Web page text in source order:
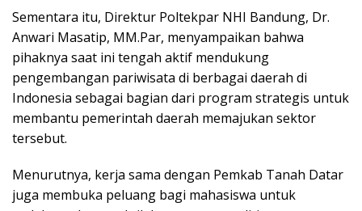
Sementara itu, Direktur Poltekpar NHI Bandung, Dr.
Anwari Masatip, MM.Par, menyampaikan bahwa
pihaknya saat ini tengah aktif mendukung
pengembangan pariwisata di berbagai daerah di
Indonesia sebagai bagian dari program strategis untuk
membantu pemerintah daerah memajukan sektor
tersebut.
Menurutnya, kerja sama dengan Pemkab Tanah Datar
juga membuka peluang bagi mahasiswa untuk